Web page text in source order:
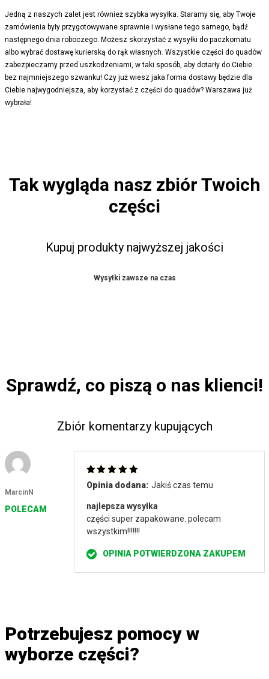
Jedną z naszych zalet jest również szybka wysyłka. Staramy się, aby Twoje
zamówienia były przygotowywane sprawnie i wysłane tego samego, bądź
następnego dnia roboczego. Możesz skorzystać z wysyłki do paczkomatu
albo wybrać dostawę kurierską do rąk własnych. Wszystkie części do quadów
zabezpieczamy przed uszkodzeniami, w taki sposób, aby dotarły do Ciebie
bez najmniejszego szwanku! Czy już wiesz jaka forma dostawy będzie dla
Ciebie najwygodniejsza, aby korzystać z części do quadów? Warszawa już
wybrała!
Tak wygląda nasz zbiór Twoich
części
Kupuj produkty najwyższej jakości
Wysyłki zawsze na czas
Sprawdź, co piszą o nas klienci!
Zbiór komentarzy kupujących
MarcinN
POLECAM
Oceniony
na 5.
Opinia dodana: Jakiś czas temu
najlepsza wysyłka
części super zapakowane. polecam
wszystkim!!!!!!!
OPINIA POTWIERDZONA ZAKUPEM
Potrzebujesz pomocy w
wyborze części?